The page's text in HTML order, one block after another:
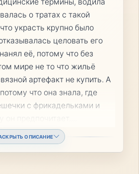
термины, водила
о тратах с такой
украсть крупно было
целовать его
её, потому что без
мире не то что жильё
артефакт не купить. А
что она знала, где
с фрикадельками и
ОПИСАНИЕ